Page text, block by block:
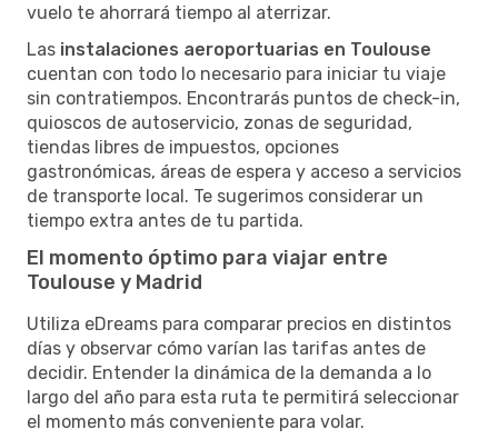
vuelo te ahorrará tiempo al aterrizar.
Las instalaciones aeroportuarias en Toulouse
cuentan con todo lo necesario para iniciar tu viaje
sin contratiempos. Encontrarás puntos de check-in,
quioscos de autoservicio, zonas de seguridad,
tiendas libres de impuestos, opciones
gastronómicas, áreas de espera y acceso a servicios
de transporte local. Te sugerimos considerar un
tiempo extra antes de tu partida.
El momento óptimo para viajar entre
Toulouse y Madrid
Utiliza eDreams para comparar precios en distintos
días y observar cómo varían las tarifas antes de
decidir. Entender la dinámica de la demanda a lo
largo del año para esta ruta te permitirá seleccionar
el momento más conveniente para volar.